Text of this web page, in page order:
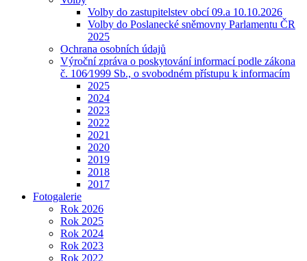
Volby do zastupitelstev obcí 09.a 10.10.2026
Volby do Poslanecké sněmovny Parlamentu ČR
2025
Ochrana osobních údajů
Výroční zpráva o poskytování informací podle zákona
č. 106⁄1999 Sb., o svobodném přístupu k informacím
2025
2024
2023
2022
2021
2020
2019
2018
2017
Fotogalerie
Rok 2026
Rok 2025
Rok 2024
Rok 2023
Rok 2022